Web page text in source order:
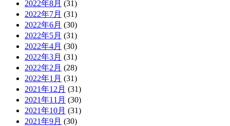
2022年8月 (31)
2022年7月 (31)
2022年6月 (30)
2022年5月 (31)
2022年4月 (30)
2022年3月 (31)
2022年2月 (28)
2022年1月 (31)
2021年12月 (31)
2021年11月 (30)
2021年10月 (31)
2021年9月 (30)